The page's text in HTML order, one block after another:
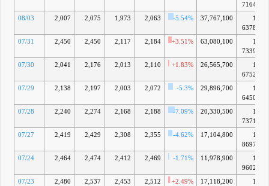
7164億
08/03
2,007 2,075 1,973 2,063 -5.54% 37,767,100
1兆
6378億
07/31
2,450 2,450 2,117 2,184 +3.51% 63,080,100
1兆
7339億
07/30
2,041 2,176 2,013 2,110 +1.83% 26,565,700
1兆
6752億
07/29
2,138 2,197 2,003 2,072 -5.3% 29,896,700
1兆
6450億
07/28
2,240 2,274 2,168 2,188 -7.09% 20,330,500
1兆
7371億
07/27
2,419 2,429 2,308 2,355 -4.62% 17,104,800
1兆
8697億
07/24
2,464 2,474 2,412 2,469 -1.71% 11,978,900
1兆
9602億
07/23
2,480 2,537 2,453 2,512 +2.49% 17,118,200
1兆